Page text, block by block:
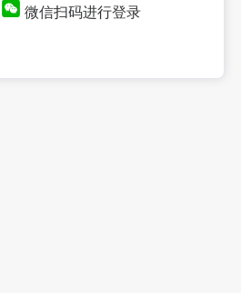
微信扫码进行登录